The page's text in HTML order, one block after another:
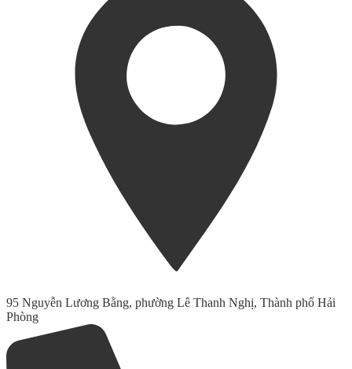
95 Nguyễn Lương Bằng, phường Lê Thanh Nghị, Thành phố Hải
Phòng